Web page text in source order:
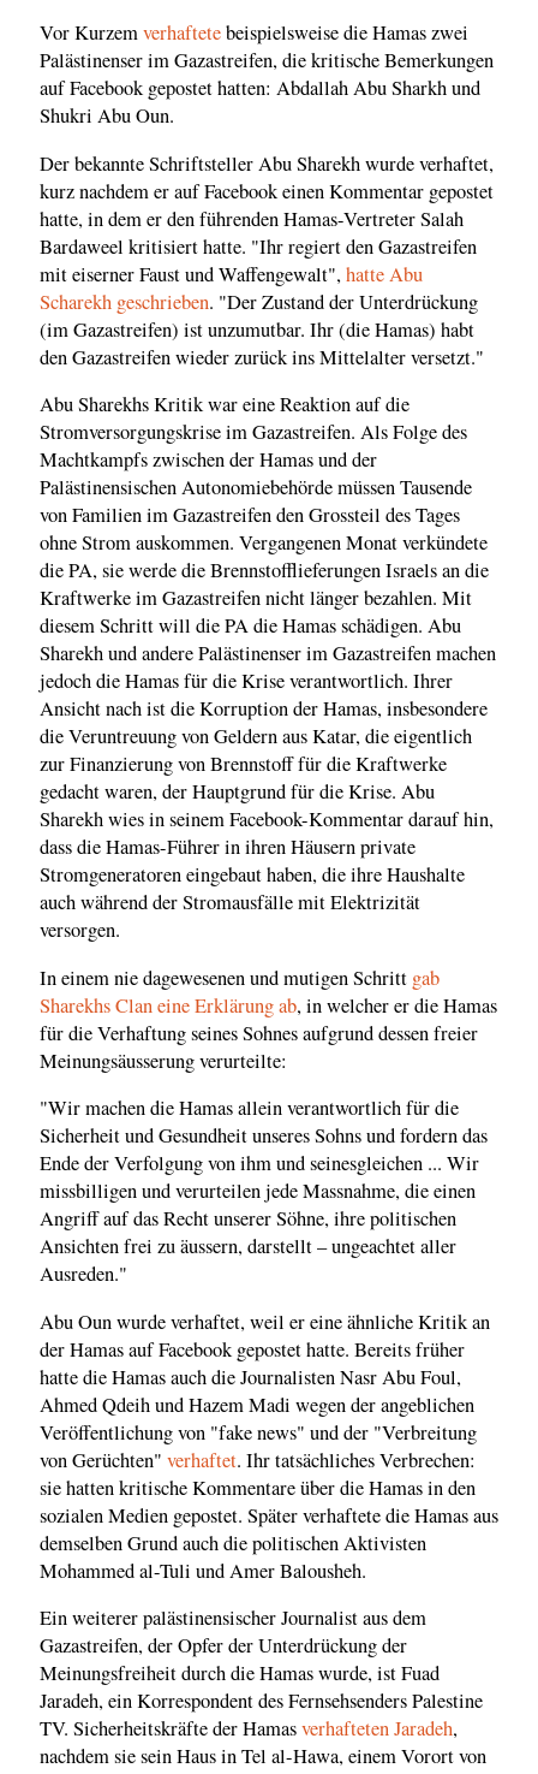
Vor Kurzemverhaftetebeispielsweise die Hamas zwei
Palästinenser im Gazastreifen, die kritische Bemerkungen
auf Facebook gepostet hatten: Abdallah Abu Sharkh und
Shukri Abu Oun.
Der bekannte Schriftsteller Abu Sharekh wurde verhaftet,
kurz nachdem er auf Facebook einen Kommentar gepostet
hatte, in dem er den führenden Hamas-Vertreter Salah
Bardaweel kritisiert hatte. "Ihr regiert den Gazastreifen
mit eiserner Faust und Waffengewalt",hatte Abu
Scharekh geschrieben. "Der Zustand der Unterdrückung
(im Gazastreifen) ist unzumutbar. Ihr (die Hamas) habt
den Gazastreifen wieder zurück ins Mittelalter versetzt."
Abu Sharekhs Kritik war eine Reaktion auf die
Stromversorgungskrise im Gazastreifen. Als Folge des
Machtkampfs zwischen der Hamas und der
Palästinensischen Autonomiebehörde müssen Tausende
von Familien im Gazastreifen den Grossteil des Tages
ohne Strom auskommen. Vergangenen Monat verkündete
die PA, sie werde die Brennstofflieferungen Israels an die
Kraftwerke im Gazastreifen nicht länger bezahlen. Mit
diesem Schritt will die PA die Hamas schädigen. Abu
Sharekh und andere Palästinenser im Gazastreifen machen
jedoch die Hamas für die Krise verantwortlich. Ihrer
Ansicht nach ist die Korruption der Hamas, insbesondere
die Veruntreuung von Geldern aus Katar, die eigentlich
zur Finanzierung von Brennstoff für die Kraftwerke
gedacht waren, der Hauptgrund für die Krise. Abu
Sharekh wies in seinem Facebook-Kommentar darauf hin,
dass die Hamas-Führer in ihren Häusern private
Stromgeneratoren eingebaut haben, die ihre Haushalte
auch während der Stromausfälle mit Elektrizität
versorgen.
In einem nie dagewesenen und mutigen Schritt gab
Sharekhs Clan eine Erklärung ab, in welcher er die Hamas
für die Verhaftung seines Sohnes aufgrund dessen freier
Meinungsäusserung verurteilte:
"Wir machen die Hamas allein verantwortlich für die
Sicherheit und Gesundheit unseres Sohns und fordern das
Ende der Verfolgung von ihm und seinesgleichen ... Wir
missbilligen und verurteilen jede Massnahme, die einen
Angriff auf das Recht unserer Söhne, ihre politischen
Ansichten frei zu äussern, darstellt – ungeachtet aller
Ausreden."
Abu Oun wurde verhaftet, weil er eine ähnliche Kritik an
der Hamas auf Facebook gepostet hatte. Bereits früher
hatte die Hamas auch die Journalisten Nasr Abu Foul,
Ahmed Qdeih und Hazem Madi wegen der angeblichen
Veröffentlichung von "fake news" und der "Verbreitung
von Gerüchten" verhaftet. Ihr tatsächliches Verbrechen:
sie hatten kritische Kommentare über die Hamas in den
sozialen Medien gepostet. Später verhaftete die Hamas aus
demselben Grund auch die politischen Aktivisten
Mohammed al-Tuli und Amer Balousheh.
Ein weiterer palästinensischer Journalist aus dem
Gazastreifen, der Opfer der Unterdrückung der
Meinungsfreiheit durch die Hamas wurde, ist Fuad
Jaradeh, ein Korrespondent des Fernsehsenders Palestine
TV. Sicherheitskräfte der Hamasverhafteten Jaradeh,
nachdem sie sein Haus in Tel al-Hawa, einem Vorort von